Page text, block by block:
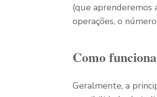
(que aprenderemos
operações, o
Como
Geralmente, a